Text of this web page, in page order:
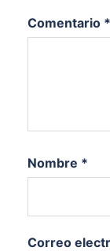
Comentario *
Nombre *
Correo